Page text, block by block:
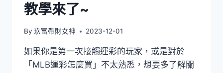
教學來了~
By 玖富帶財女神 2023-12-01
如果你是第一次接觸運彩的玩家，或是對於
「MLB運彩怎麼買」不太熟悉，想要多了解關